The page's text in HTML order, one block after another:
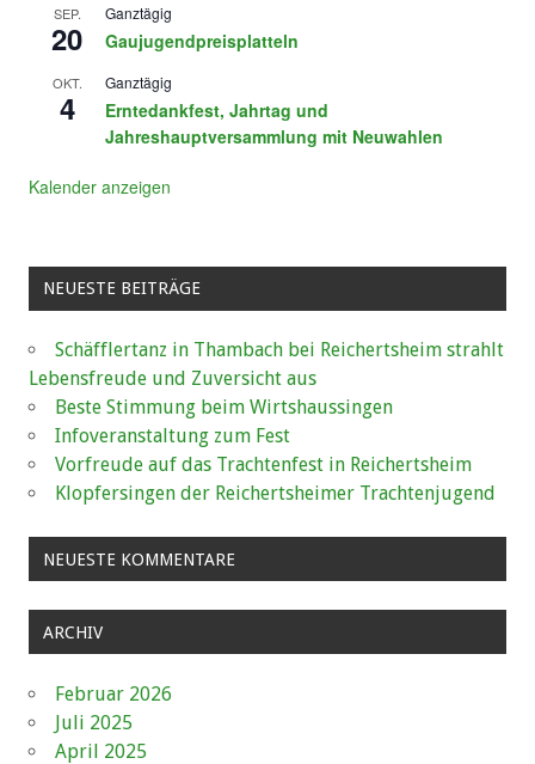
SEP.
20
Ganztägig
Gaujugendpreisplatteln
OKT.
4
Ganztägig
Erntedankfest, Jahrtag und
Jahreshauptversammlung mit Neuwahlen
Kalender anzeigen
NEUESTE BEITRÄGE
Schäfflertanz in Thambach bei Reichertsheim strahlt
Lebensfreude und Zuversicht aus
Beste Stimmung beim Wirtshaussingen
Infoveranstaltung zum Fest
Vorfreude auf das Trachtenfest in Reichertsheim
Klopfersingen der Reichertsheimer Trachtenjugend
NEUESTE KOMMENTARE
ARCHIV
Februar 2026
Juli 2025
April 2025